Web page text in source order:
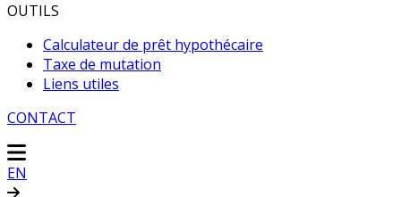
OUTILS
Calculateur de prêt hypothécaire
Taxe de mutation
Liens utiles
CONTACT
EN